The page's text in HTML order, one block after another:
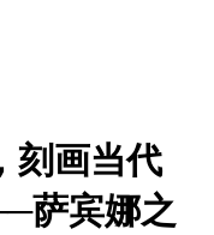
刻画当代
萨宾娜之